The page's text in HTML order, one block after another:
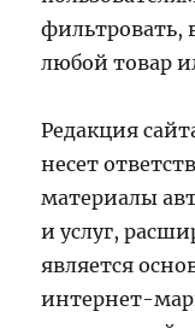
фильтровать,
любой товар
Редакция
несет
материалы
и услуг,
является
интернет-